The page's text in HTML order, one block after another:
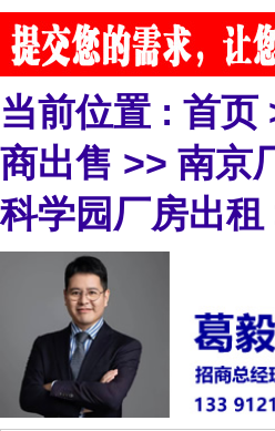
当前位置 : 首页
商出售 >> 南京
科学园厂房出租